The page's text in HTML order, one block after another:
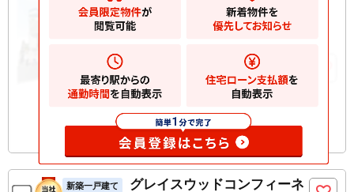
川崎市多摩区長沢
125.37m2
お気に入りに追加
新築一戸建て
グレイスウッドコンフィーネ